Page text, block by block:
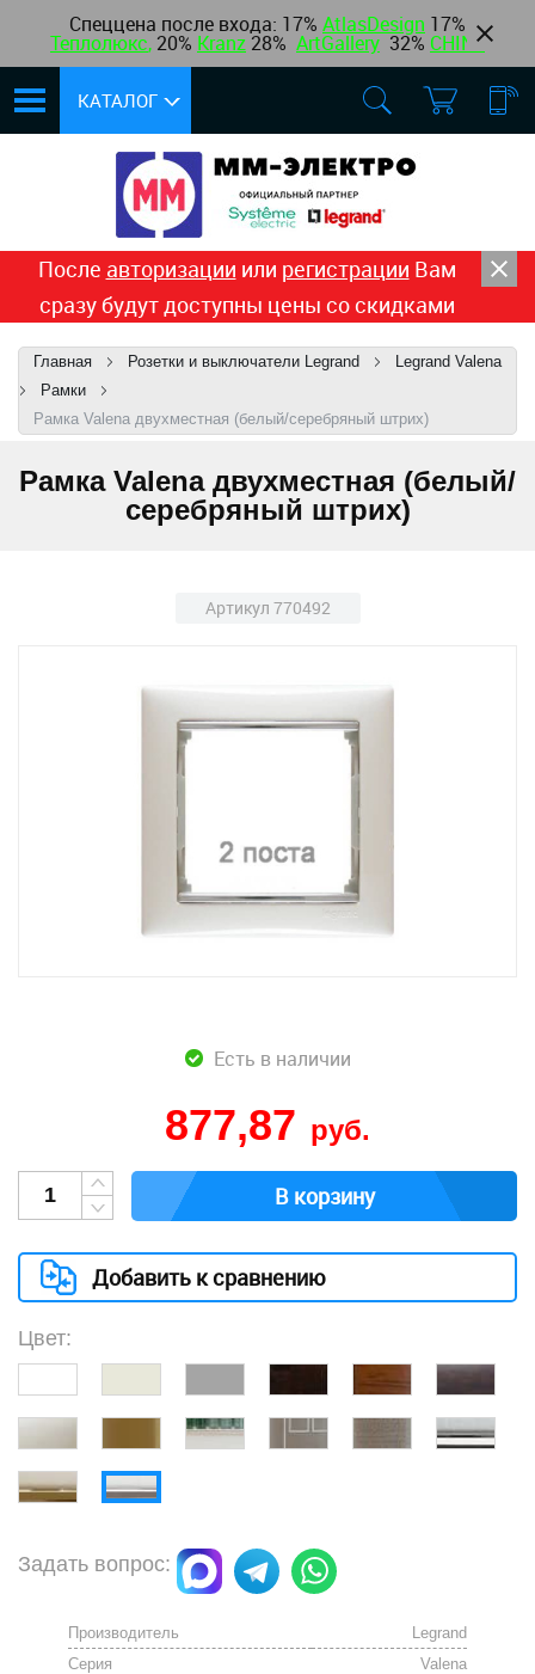
Спеццена после входа: 17% AtlasDesign 17%
Теплолюкс, 20% Kranz 28% ArtGallery 32% CHINT
КАТАЛОГ
После авторизации или регистрации Вам
сразу будут доступны цены со скидками
Главная Розетки и выключатели Legrand
Legrand Valena
Рамки
Рамка Valena двухместная (белый/серебряный штрих)
Рамка Valena двухместная (белый/
серебряный штрих)
Артикул 770492
Есть в наличии
877,87 руб.
В корзину
Добавить к сравнению
Цвет:
Задать вопрос:
Производитель
Legrand
Серия
Valena